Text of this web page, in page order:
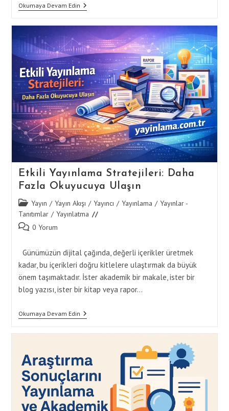
Okumaya Devam EdinYayınlama
Stratejileri
Marka
Bilinirliğinizi
Artırmanın
5
Yolu
(İçerik
Takvimi,
Hikaye
Anlatımı,
Görsel
Tutarlılık,
Hedef
Kitle
Analizi)
Etkili Yayınlama Stratejileri: Daha
Fazla Okuyucuya Ulaşın
Post
category:
Yayın / Yayın Akışı / Yayıncı / Yayınlama / Yayınlar -
Tanıtımlar / Yayınlatma
Post 0 Yorum
Günümüzün dijital çağında, değerli içerikler üretmek
kadar, bu içerikleri doğru kitlelere ulaştırmak da büyük
önem taşımaktadır. İster akademik bir makale, ister bir
blog yazısı, ister bir kitap veya rapor…
Okumaya Devam EdinEtkili
Yayınlama
Ulaşın